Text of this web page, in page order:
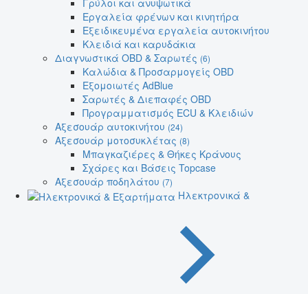
Εργαλεία φρένων και κινητήρα
Εξειδικευμένα εργαλεία αυτοκινήτου
Κλειδιά και καρυδάκια
Διαγνωστικά OBD & Σαρωτές (6)
Καλώδια & Προσαρμογείς OBD
Εξομοιωτές AdBlue
Σαρωτές & Διεπαφές OBD
Προγραμματισμός ECU & Κλειδιών
Αξεσουάρ αυτοκινήτου (24)
Αξεσουάρ μοτοσυκλέτας (8)
Μπαγκαζιέρες & Θήκες Κράνους
Σχάρες και Βάσεις Topcase
Αξεσουάρ ποδηλάτου (7)
Ηλεκτρονικά &